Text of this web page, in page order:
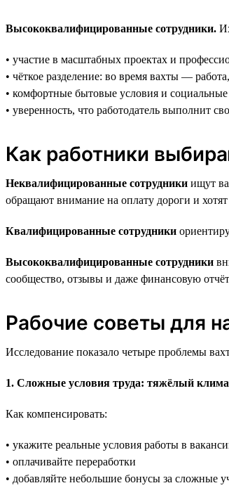
Высококвалифицированные сотрудники.
• участие в масштабных проектах и
• чёткое разделение: во время вахты —
• комфортные бытовые условия и
• уверенность, что работодатель выполнит
Как работники
Неквалифицированные сотрудники ищут
обращают внимание на оплату дороги и
Квалифицированные сотрудники
Высококвалифицированные сотрудники
сообщество, отзывы и даже финансовую
Рабочие советы для
Исследование показало четыре проблемы
1. Сложные условия труда: тяжёлый
Как компенсировать:
• укажите реальные условия работы в
• оплачивайте переработки
• добавляйте небольшие бонусы за сложные